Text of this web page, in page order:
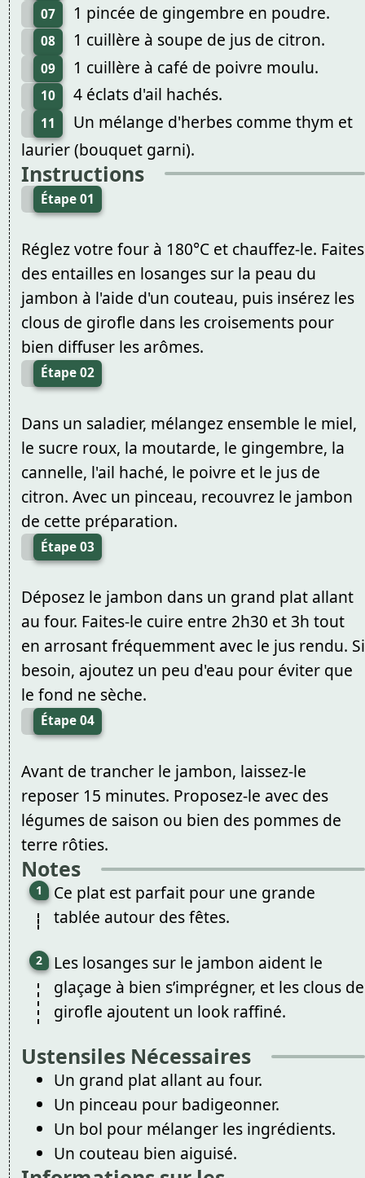
07 1 pincée de gingembre en poudre.
08 1 cuillère à soupe de jus de citron.
09 1 cuillère à café de poivre moulu.
10 4 éclats d'ail hachés.
11
Un mélange d'herbes comme thym et
laurier (bouquet garni).
Instructions
Étape 01
Réglez votre four à 180°C et chauffez-le. Faites
des entailles en losanges sur la peau du
jambon à l'aide d'un couteau, puis insérez les
clous de girofle dans les croisements pour
bien diffuser les arômes.
Étape 02
Dans un saladier, mélangez ensemble le miel,
le sucre roux, la moutarde, le gingembre, la
cannelle, l'ail haché, le poivre et le jus de
citron. Avec un pinceau, recouvrez le jambon
de cette préparation.
Étape 03
Déposez le jambon dans un grand plat allant
au four. Faites-le cuire entre 2h30 et 3h tout
en arrosant fréquemment avec le jus rendu. Si
besoin, ajoutez un peu d'eau pour éviter que
le fond ne sèche.
Étape 04
Avant de trancher le jambon, laissez-le
reposer 15 minutes. Proposez-le avec des
légumes de saison ou bien des pommes de
terre rôties.
Notes
Ce plat est parfait pour une grande
tablée autour des fêtes.
Les losanges sur le jambon aident le
glaçage à bien s’imprégner, et les clous de
girofle ajoutent un look raffiné.
Ustensiles Nécessaires
Un grand plat allant au four.
Un pinceau pour badigeonner.
Un bol pour mélanger les ingrédients.
Un couteau bien aiguisé.